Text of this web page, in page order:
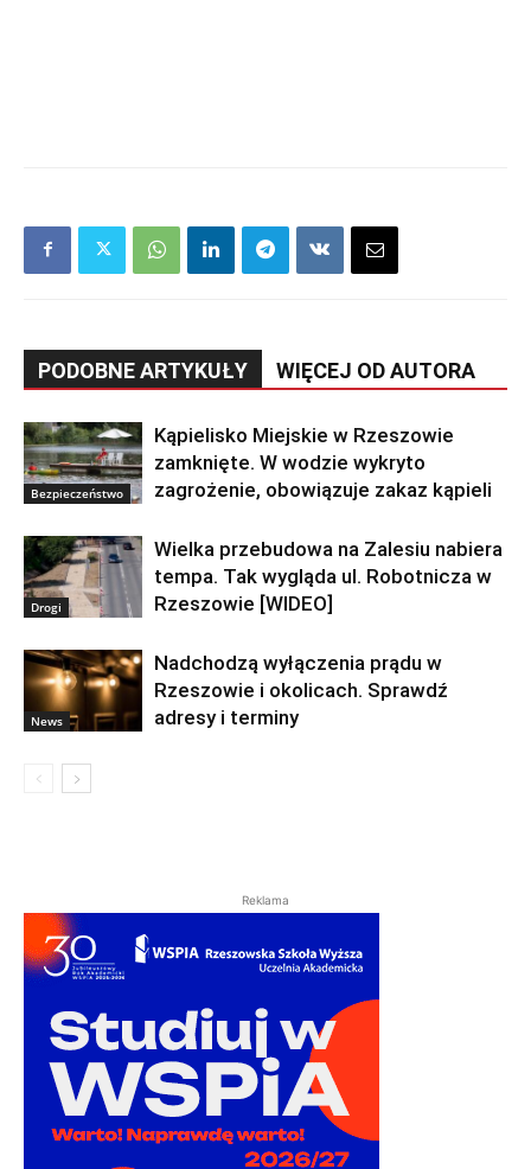
PODOBNE ARTYKUŁY WIĘCEJ OD AUTORA
Bezpieczeństwo
Kąpielisko Miejskie w Rzeszowie
zamknięte. W wodzie wykryto
zagrożenie, obowiązuje zakaz kąpieli
Drogi
Wielka przebudowa na Zalesiu nabiera
tempa. Tak wygląda ul. Robotnicza w
Rzeszowie [WIDEO]
News
Nadchodzą wyłączenia prądu w
Rzeszowie i okolicach. Sprawdź
adresy i terminy
Reklama